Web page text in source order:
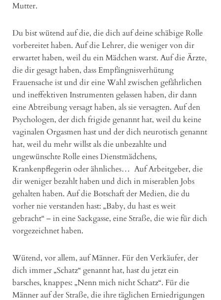
Mutter.
Du bist wütend auf die, die dich auf deine schäbige Rolle
vorbereitet haben. Auf die Lehrer, die weniger von dir
erwartet haben, weil du ein Mädchen warst. Auf die Ärzte,
die dir gesagt haben, dass Empfängnisverhütung
Frauensache ist und dir eine Wahl zwischen gefährlichen
und ineffektiven Instrumenten gelassen haben, dir dann
eine Abtreibung versagt haben, als sie versagten. Auf den
Psychologen, der dich frigide genannt hat, weil du keine
vaginalen Orgasmen hast und der dich neurotisch genannt
hat, weil du mehr willst als die unbezahlte und
ungewünschte Rolle eines Dienstmädchens,
Krankenpflegerin oder ähnliches… Auf Arbeitgeber, die
dir weniger bezahlt haben und dich in miserablen Jobs
gehalten haben. Auf die Botschaft der Medien, die du
vorher nie verstanden hast: „Baby, du hast es weit
gebracht“ – in eine Sackgasse, eine Straße, die wie für dich
vorgezeichnet haben.
Wütend, vor allem, auf Männer. Für den Verkäufer, der
dich immer „Schatz“ genannt hat, hast du jetzt ein
barsches, knappes: „Nenn mich nicht Schatz“. Für die
Männer auf der Straße, die ihre täglichen Erniedrigungen